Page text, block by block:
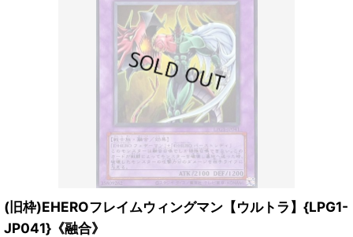
(旧枠)EHEROフレイムウィングマン【ウルトラ】{LPG1-
JP041}《融合》